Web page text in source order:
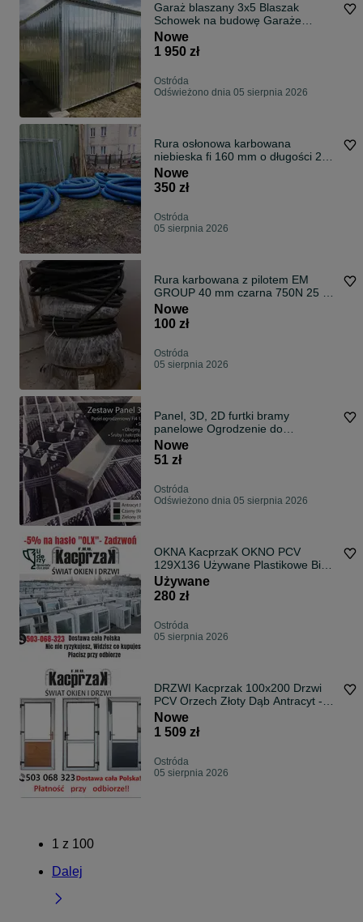
Garaż blaszany 3x5 Blaszak
Schowek na budowę Garaże
blaszane 3x5 3x5,5 3x6
PRODUCENT
Nowe
1 950 zł
Ostróda
Odświeżono dnia 05 sierpnia 2026
Rura osłonowa karbowana
niebieska fi 160 mm o długości 25
m (peszel)
Nowe
350 zł
Ostróda
05 sierpnia 2026
Rura karbowana z pilotem EM
GROUP 40 mm czarna 750N 25 m
(FEP CT 40)
Nowe
100 zł
Ostróda
05 sierpnia 2026
Panel, 3D, 2D furtki bramy
panelowe Ogrodzenie do
PRODUCENTA
Nowe
51 zł
Ostróda
Odświeżono dnia 05 sierpnia 2026
OKNA KacprzaK OKNO PCV
129X136 Używane Plastikowe Białe
Lider Okna OLX
Używane
280 zł
Ostróda
05 sierpnia 2026
DRZWI Kacprzak 100x200 Drzwi
PCV Orzech Złoty Dąb Antracyt -
Lider OLX
Nowe
1 509 zł
Ostróda
05 sierpnia 2026
1 z 100
Dalej